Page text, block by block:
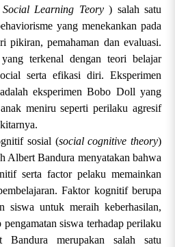
Social Learning Teory) salah satu
yang menekankan pada
pikiran, pemahaman dan evaluasi.
terkenal dengan teori belajar
serta efikasi diri. Eksperimen
eksperimen Bobo Doll yang
meniru seperti perilaku agresif
sosial (social cognitive theory)
Albert Bandura menyatakan bahwa
serta factor pelaku memainkan
Faktor kognitif berupa
siswa untuk meraih keberhasilan,
siswa terhadap perilaku
Bandura merupakan salah satu